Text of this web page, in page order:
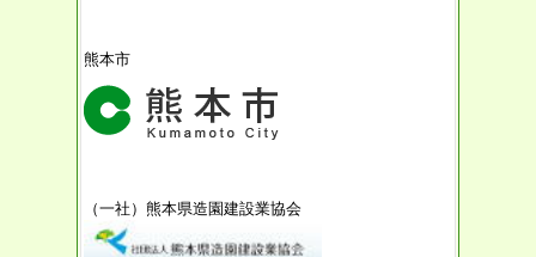
熊本市
（一社）熊本県造園建設業協会